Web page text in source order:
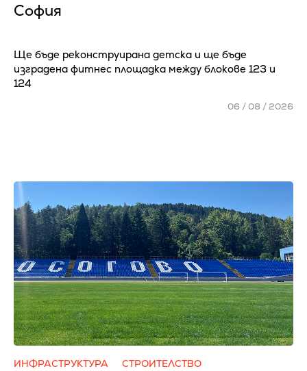
София
Ще бъде реконструирана детска и ще бъде
изградена фитнес площадка между блокове 123 и
124
06 / 08 / 2026
ИНФРАСТРУКТУРА СТРОИТЕЛСТВО